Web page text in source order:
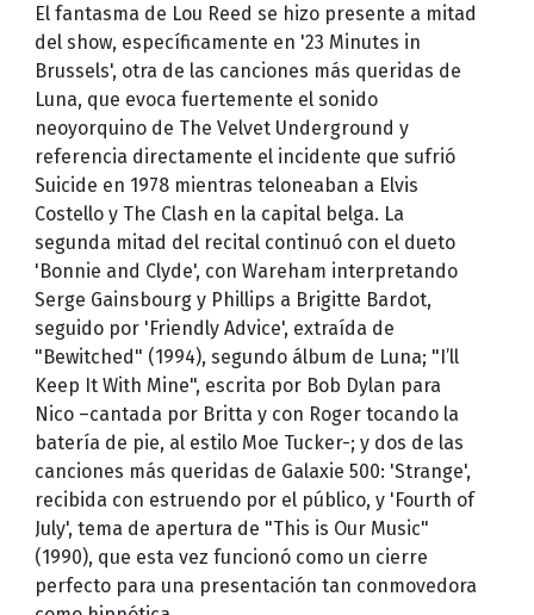
El fantasma de Lou Reed se hizo presente a mitad
del show, específicamente en '23 Minutes in
Brussels', otra de las canciones más queridas de
Luna, que evoca fuertemente el sonido
neoyorquino de The Velvet Underground y
referencia directamente el incidente que sufrió
Suicide en 1978 mientras teloneaban a Elvis
Costello y The Clash en la capital belga. La
segunda mitad del recital continuó con el dueto
'Bonnie and Clyde', con Wareham interpretando
Serge Gainsbourg y Phillips a Brigitte Bardot,
seguido por 'Friendly Advice', extraída de
"Bewitched" (1994), segundo álbum de Luna; "I’ll
Keep It With Mine", escrita por Bob Dylan para
Nico –cantada por Britta y con Roger tocando la
batería de pie, al estilo Moe Tucker-; y dos de las
canciones más queridas de Galaxie 500: 'Strange',
recibida con estruendo por el público, y 'Fourth of
July', tema de apertura de "This is Our Music"
(1990), que esta vez funcionó como un cierre
perfecto para una presentación tan conmovedora